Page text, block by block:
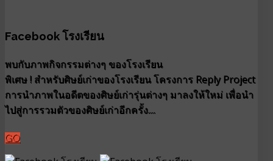
Facebook โรงเรียน
พบกับภาพกิจกรรมต่างๆ ของโรงเรียน
พิเศษ ! สำหรับศิษย์เก่าของโรงเรียน โครงการ Reply Project
การนำภาพในอดีตของศิษย์เก่ารุ่นต่างๆ มาลงให้ใหม่ เพื่อนำ
ไปสู่การรวมตัวของศิษย์เก่าอีกครั้ง....
GO